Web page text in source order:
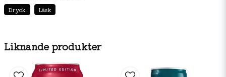
Liknande produkter
Koffein
Näringsvärde per 355 ml:
Energi: 150 kcal
Dryck Läsk